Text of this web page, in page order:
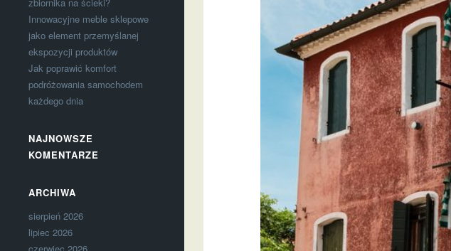
Innowacyjne meble sklepowe
jako element przemyślanej
ekspozycji produktów
Jak poprawić komfort
podróżowania samochodem
każdego dnia
NAJNOWSZE
KOMENTARZE
ARCHIWA
sierpień 2026
lipiec 2026